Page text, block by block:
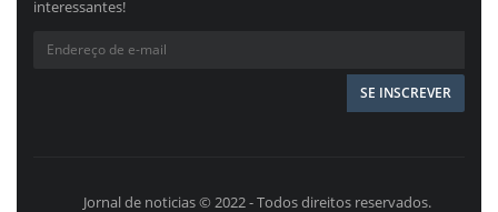
interessantes!
Jornal de noticias © 2022 - Todos direitos reservados.